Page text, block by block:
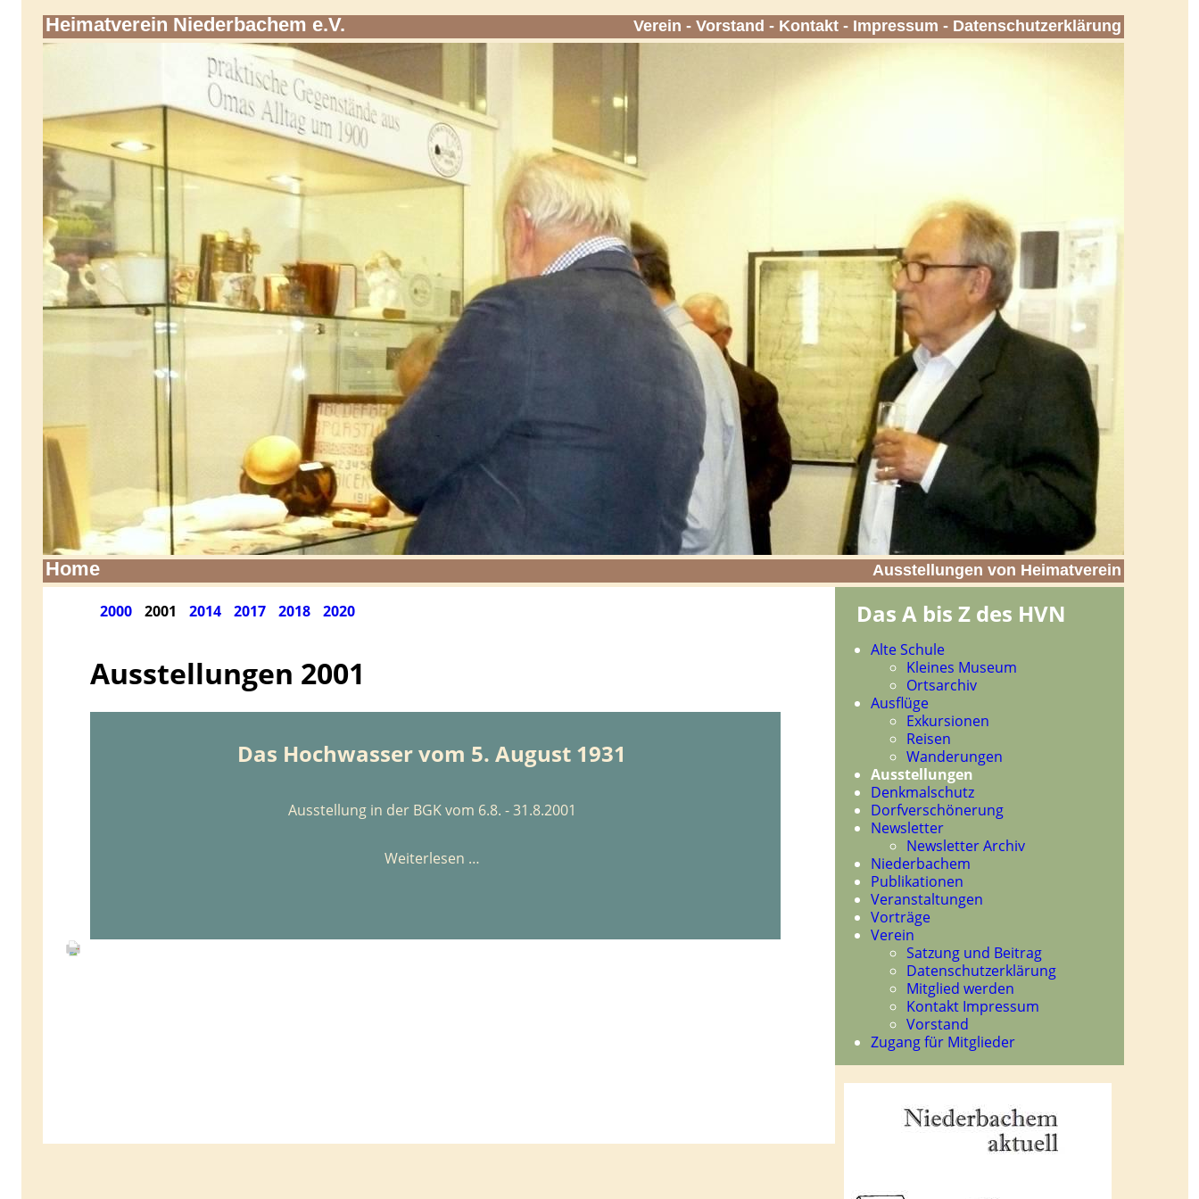
Heimatverein Niederbachem e.V. Verein - Vorstand - Kontakt - Impressum - Datenschutzerklärung
Home Ausstellungen von Heimatverein
2000 2001 2014 2017 2018 2020
Ausstellungen 2001
Das Hochwasser vom 5. August 1931
Ausstellung in der BGK vom 6.8. - 31.8.2001
Weiterlesen …Das
August
Das A bis Z des HVN
Navigation
überspringen
Alte Schule
Kleines Museum
Ortsarchiv
Ausflüge
Exkursionen
Reisen
Wanderungen
Ausstellungen
Denkmalschutz
Dorfverschönerung
Newsletter
Newsletter Archiv
Niederbachem
Publikationen
Veranstaltungen
Vorträge
Verein
Satzung und Beitrag
Datenschutzerklärung
Mitglied werden
Kontakt Impressum
Vorstand
Zugang für Mitglieder